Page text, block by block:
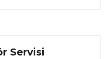
Servisi